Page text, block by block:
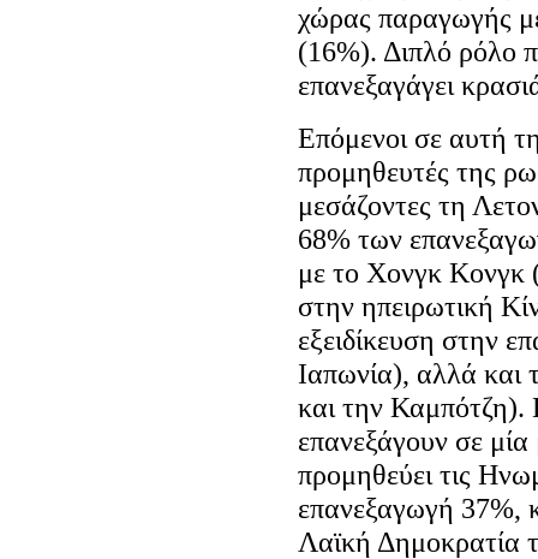
χώρας παραγωγής
(16%). Διπλό ρόλο
επανεξαγάγει
Επόμενοι σε αυτή
προμηθευτές της
μεσάζοντες τη
68% των
με το Χονγκ Κονγκ
στην ηπειρωτική
εξειδίκευση στην
Ιαπωνία), αλλά και
και την Καμπότζη).
επανεξάγουν σε
προμηθεύει τις
επανεξαγωγή 37%,
Λαϊκή